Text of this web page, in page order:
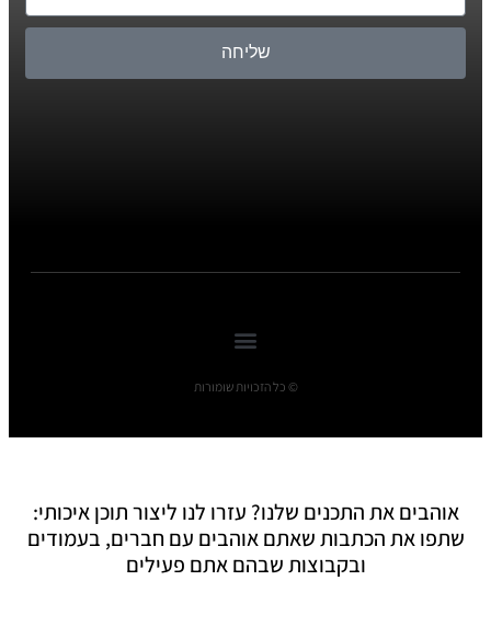
שליחה
© כל הזכויות שומורות
אוהבים את התכנים שלנו? עזרו לנו ליצור תוכן איכותי:
שתפו את הכתבות שאתם אוהבים עם חברים, בעמודים
ובקבוצות שבהם אתם פעילים